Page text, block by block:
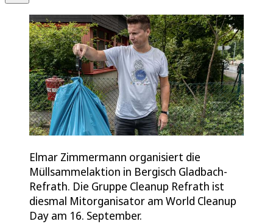
Elmar Zimmermann organisiert die
Müllsammelaktion in Bergisch Gladbach-
Refrath. Die Gruppe Cleanup Refrath ist
diesmal Mitorganisator am World Cleanup
Day am 16. September.